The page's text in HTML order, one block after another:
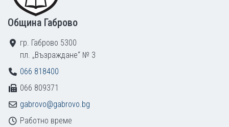
Община Габрово
гр. Габрово 5300
пл. „Възраждане“ № 3
066 818400
066 809371
gabrovo@gabrovo.bg
Работно време